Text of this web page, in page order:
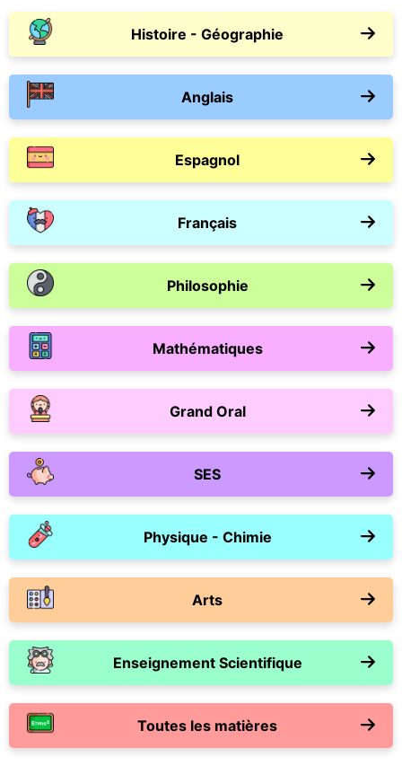
Histoire - Géographie
Anglais
Espagnol
Français
Philosophie
Mathématiques
Grand Oral
SES
Physique - Chimie
Arts
Enseignement Scientifique
Toutes les matières